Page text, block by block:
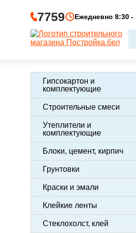
7759 Ежедневно 8:30 -
Гипсокартон и
комплектующие
Строительные смеси
Утеплители и
комплектующие
Блоки, цемент, кирпич
Грунтовки
Краски и эмали
Клейкие ленты
Стеклохолст, клей